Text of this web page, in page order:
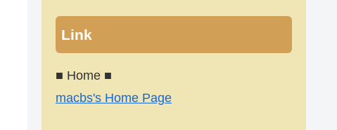
Link
■ Home ■
macbs's Home Page